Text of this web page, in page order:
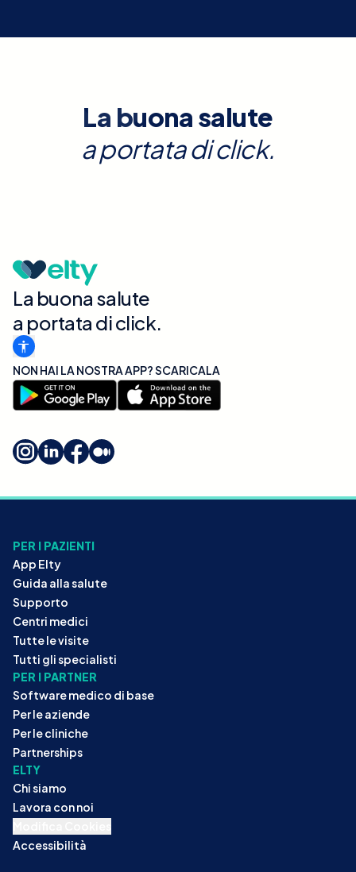
La buona salute
a portata di click.
La buona salute
a portata di click.
NON HAI LA NOSTRA APP? SCARICALA
PER I PAZIENTI
App Elty
Guida alla salute
Supporto
Centri medici
Tutte le visite
Tutti gli specialisti
PER I PARTNER
Software medico di base
Per le aziende
Per le cliniche
Partnerships
ELTY
Chi siamo
Lavora con noi
Accessibilità